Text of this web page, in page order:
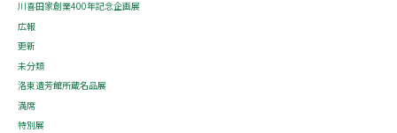
川喜田家創業400年記念企画展
広報
更新
未分類
洛東遺芳館所蔵名品展
満席
特別展